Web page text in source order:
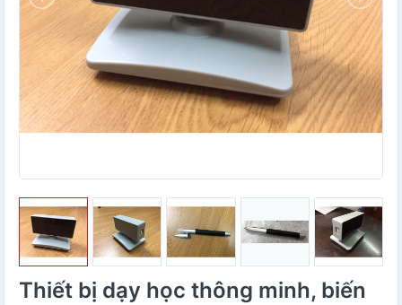
Thiết bị dạy học thông minh, biến